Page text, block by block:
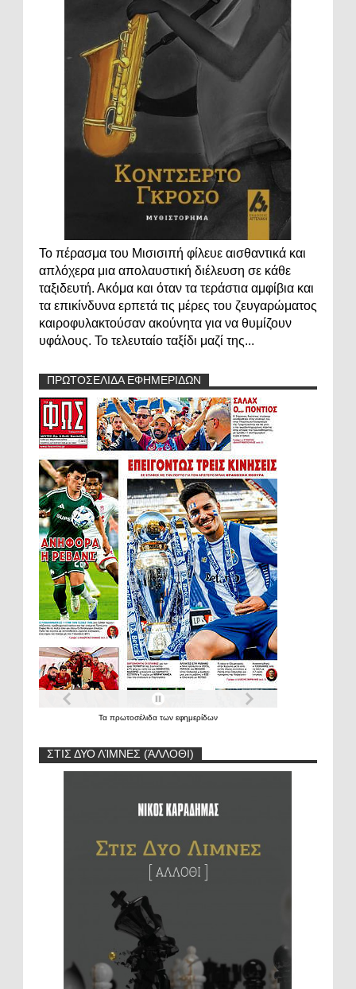
Το πέρασμα του Μισισιπή φίλευε αισθαντικά και
απλόχερα μια απολαυστική διέλευση σε κάθε
ταξιδευτή. Ακόμα και όταν τα τεράστια αμφίβια και
τα επικίνδυνα ερπετά τις μέρες του ζευγαρώματος
καιροφυλακτούσαν ακούνητα για να θυμίζουν
υφάλους. Το τελευταίο ταξίδι μαζί της...
ΠΡΩΤΟΣΕΛΙΔΑ ΕΦΗΜΕΡΙΔΩΝ
Τα πρωτοσέλιδα των εφημερίδων
ΣΤΙΣ ΔΥΟ ΛΊΜΝΕΣ (ΆΛΛΟΘΙ)